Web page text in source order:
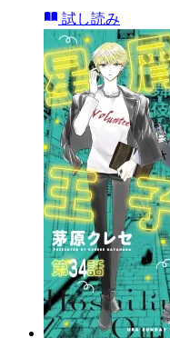
試し読み